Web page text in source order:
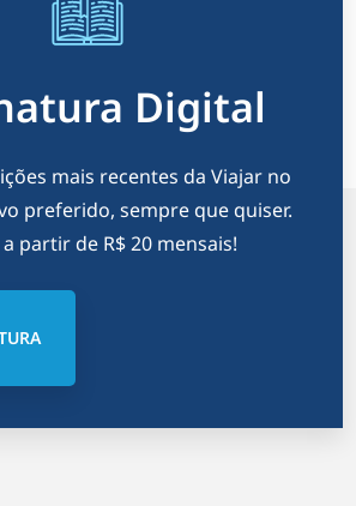
Digital
mais recentes da Viajar no
preferido, sempre que quiser.
partir de R$ 20 mensais!